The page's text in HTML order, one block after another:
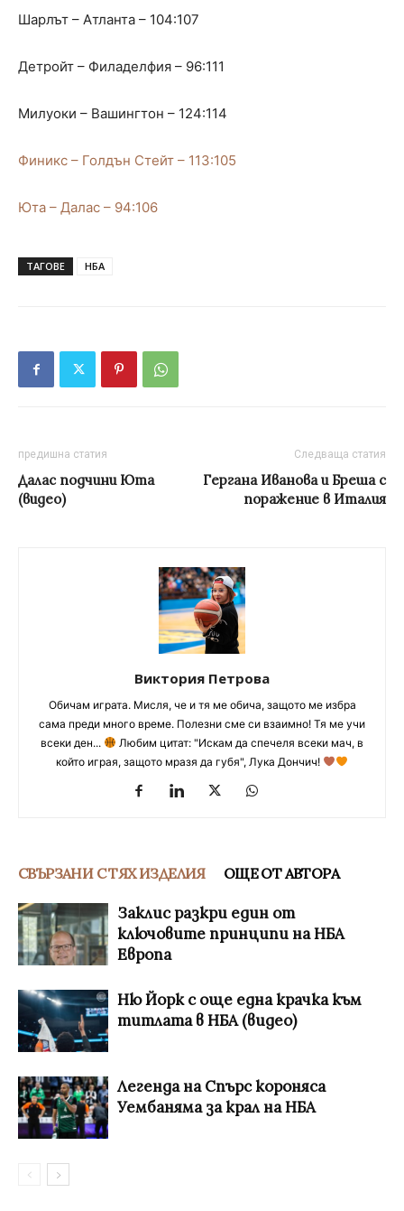
Шарлът – Атланта – 104:107
Детройт – Филаделфия – 96:111
Милуоки – Вашингтон – 124:114
Финикс – Голдън Стейт – 113:105
Юта – Далас – 94:106
ТАГОВЕ НБА
предишна статия
Далас подчини Юта
(видео)
Следваща статия
Гергана Иванова и Бреша с
поражение в Италия
Виктория Петрова
Обичам играта. Мисля, че и тя ме обича, защото ме избра
сама преди много време. Полезни сме си взаимно! Тя ме учи
всеки ден...
Любим цитат: "Искам да спечеля всеки мач, в
който играя, защото мразя да губя", Лука Дончич!
СВЪРЗАНИ С ТЯХ ИЗДЕЛИЯ ОЩЕ ОТ АВТОРА
Заклис разкри един от
ключовите принципи на НБА
Европа
Ню Йорк с още една крачка към
титлата в НБА (видео)
Легенда на Спърс короняса
Уембаняма за крал на НБА